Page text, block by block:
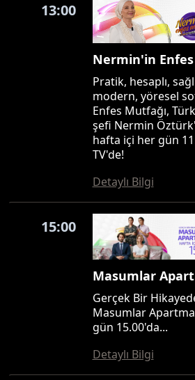
13:00
Nermin'in
Pratik, hesaplı,
modern, yöresel
Enfes Mutfağı,
şefi Nermin
hafta içi her gün
TV'de!
Detaylı Bilgi
15:00
Masumlar
Gerçek Bir
Masumlar
gün 15.00'da...
Detaylı Bilgi